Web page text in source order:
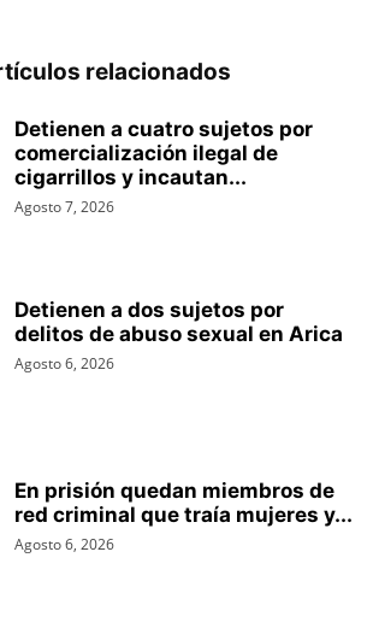
relacionados
Detienen a cuatro sujetos por
comercialización ilegal de
cigarrillos y incautan...
Agosto 7, 2026
Detienen a dos sujetos por
delitos de abuso sexual en Arica
Agosto 6, 2026
En prisión quedan miembros de
red criminal que traía mujeres y...
Agosto 6, 2026